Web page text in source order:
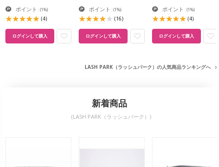
ポイント :(1%)
(4)
ログインして購入
ポイント :(1%)
(16)
ログインして購入
ポイント :(1%)
(4)
ログインして購入
LASH PARK（ラッシュパーク）の人気商品ランキングへ
新着商品
(LASH PARK（ラッシュパーク）)